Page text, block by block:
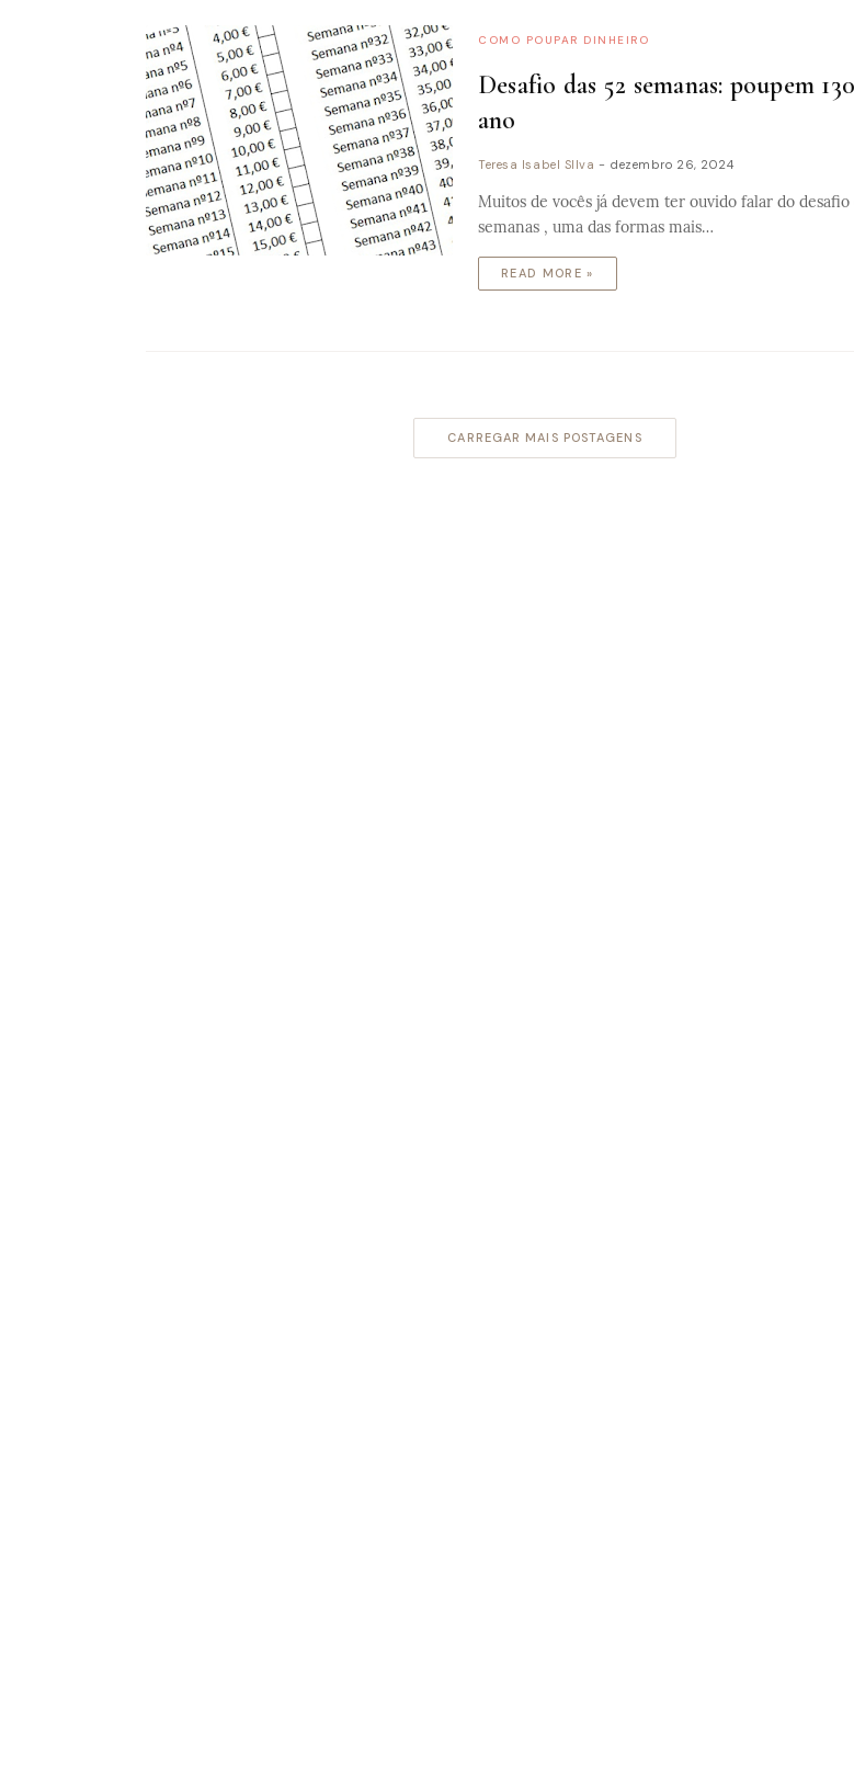
COMO POUPAR DINHEIRO
Desafio das 52 semanas: poupem
ano
Teresa Isabel SIlva - dezembro 26, 2024
Muitos de vocês já devem ter ouvido falar do desafio
semanas , uma das formas mais…
READ MORE »
CARREGAR MAIS POSTAGENS